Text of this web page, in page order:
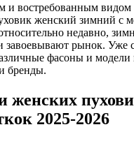
востребованным видом
женский зимний с
недавно,
рынок. Уже
фасоны и модели
бренды.
женских
2025-2026